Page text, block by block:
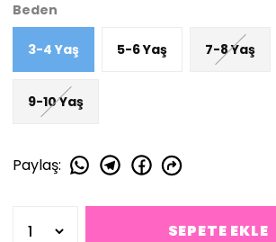
Beden
3-4 Yaş 5-6 Yaş 7-8 Yaş
9-10 Yaş
Paylaş:
SEPETE EKLE